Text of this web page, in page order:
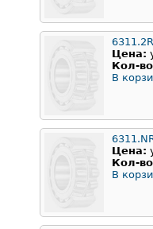
Цена:
Кол-
В
Цена:
Кол-
В